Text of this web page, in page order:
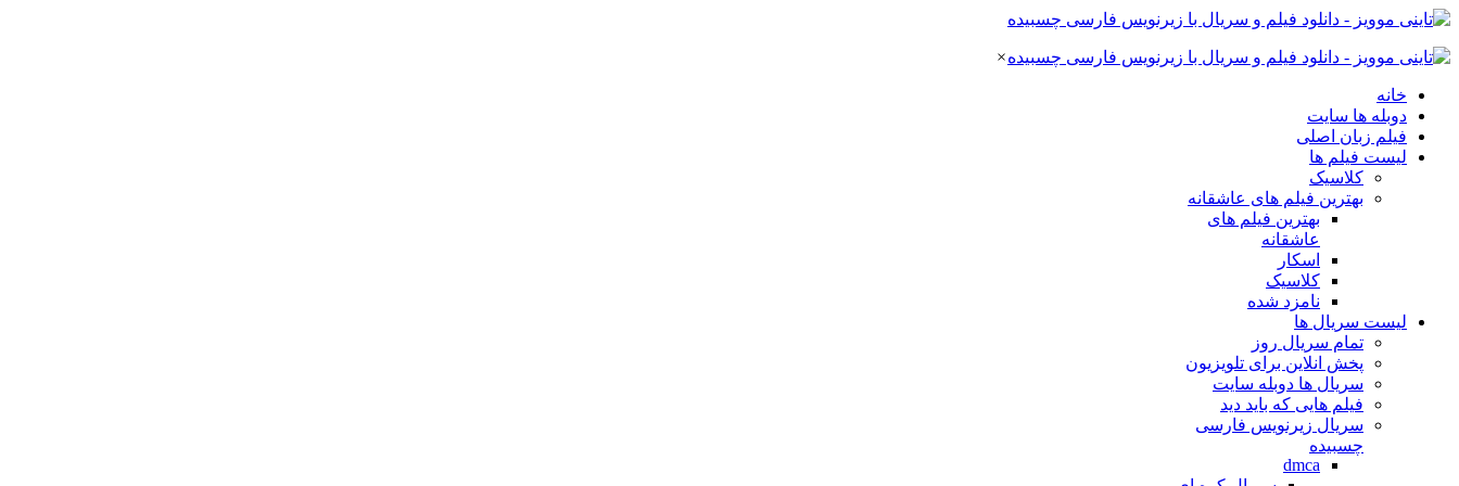
×
خانه
دوبله ها سایت
فیلم زبان اصلی
لیست فیلم ها
کلاسیک
بهترین فیلم های عاشقانه
بهترین فیلم های
عاشقانه
اسکار
کلاسیک
نامزد شده
لیست سریال ها
تمام سریال روز
پخش انلاین برای تلویزیون
سریال ها دوبله سایت
فیلم هایی که باید دید
سریال زیرنویس فارسی
چسبیده
dmca